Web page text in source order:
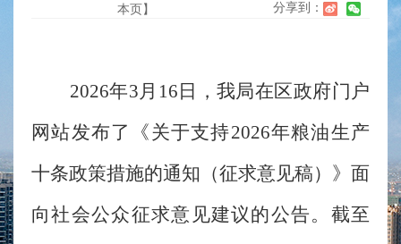
本页】
分享到：
2026年3月16日，我局在区政府门户
网站发布了《关于支持2026年粮油生产
十条政策措施的通知（征求意见稿）》面
向社会公众征求意见建议的公告。截至